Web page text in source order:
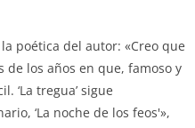
poética del autor: «Creo que
los años en que, famoso y
‘La tregua’ sigue
‘La noche de los feos'»,